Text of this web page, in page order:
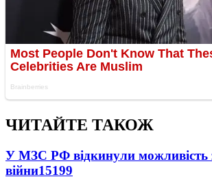
ЧИТАЙТЕ ТАКОЖ
У МЗС РФ відкинули можливість
війни15199